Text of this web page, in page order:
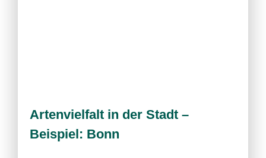
Artenvielfalt in der Stadt –
Beispiel: Bonn